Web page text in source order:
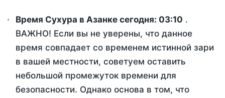
Время Сухура в Азанке сегодня: 03:10 .
ВАЖНО! Если вы не уверены, что данное
время совпадает со временем истинной зари
в вашей местности, советуем оставить
небольшой промежуток времени для
безопасности. Однако основа в том, что